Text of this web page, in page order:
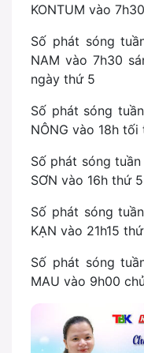
KONTUM vào
Số phát sóng
NAM vào 7h30
ngày thứ 5
Số phát sóng
NÔNG vào 18h tối
Số phát sóng
SƠN vào 16h thứ 5
Số phát sóng
KẠN vào 21h15
Số phát sóng
MAU vào 9h00